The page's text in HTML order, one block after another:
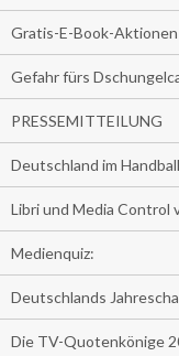
Gratis-E-Book-Aktionen
Gefahr fürs
PRESSEMITTEILUNG
Deutschland im
Libri und Media Control
Medienquiz:
Deutschlands
Die TV-Quotenkönige